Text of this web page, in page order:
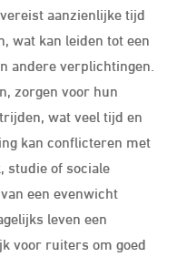
aanzienlijke tijd
wat kan leiden tot een
andere verplichtingen.
zorgen voor hun
wat veel tijd en
kan conflicteren met
studie of sociale
een evenwicht
leven een
voor ruiters om goed